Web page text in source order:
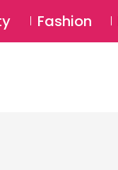
Login
Fashion